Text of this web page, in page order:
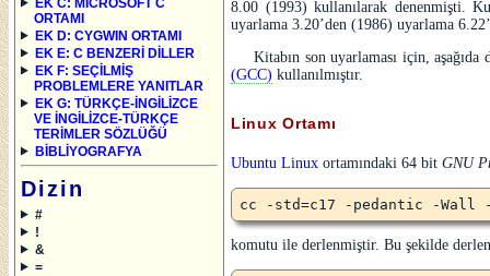
ORTAMI
EK D: CYGWIN ORTAMI
EK E: C BENZERİ DİLLER
EK F: SEÇİLMİŞ
PROBLEMLERE YANITLAR
EK G: TÜRKÇE-İNGİLİZCE
VE İNGİLİZCE-TÜRKÇE
TERİMLER SÖZLÜĞÜ
BİBLİYOGRAFYA
Dizin
#
!
&
=
8.00 (1993) kullanılarak denenmişti.
uyarlama 3.20’den (1986) uyarlama
Kitabın son uyarlaması için,
(GCC) kullanılmıştır.
Linux Ortamı
Ubuntu Linux ortamındaki 64 bit GNU
cc -std=c17 -pedantic -
komutu ile derlenmiştir. Bu şekilde